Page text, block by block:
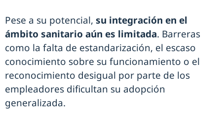
Pese a su potencial, su integración en el
ámbito sanitario aún es limitada. Barreras
como la falta de estandarización, el escaso
conocimiento sobre su funcionamiento o el
reconocimiento desigual por parte de los
empleadores dificultan su adopción
generalizada.